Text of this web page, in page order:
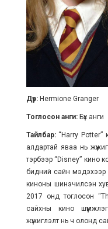
Дүр: Hermione Granger
Тоглосон анги: Бүх анги
Тайлбар:“Harry Potter”
алдартай яваа нь
тэрбээр “Disney” кино
бидний сайн мэдэхээр
киноны шинэчилсэн
2017 онд тоглосон
сайхны кино
жүжиглэлт нь ч олонд